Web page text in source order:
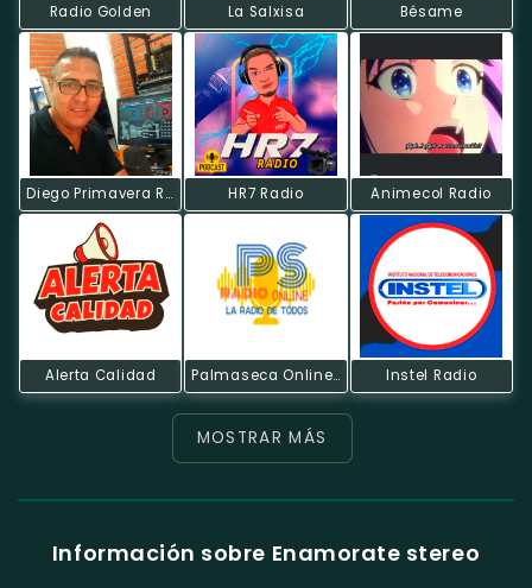
Radio Golden La Salxisa Bésame
Diego Primavera Radio HR7 Radio Animecol Radio
Alerta Calidad Palmaseca Online Digital Instel Radio
MOSTRAR MÁS
Información sobre Enamorate stereo